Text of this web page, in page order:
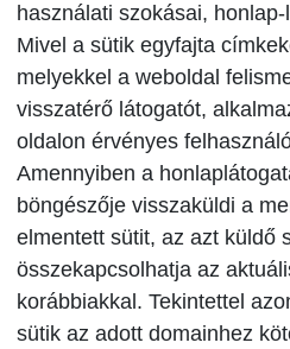
használati szokásai,
Mivel a sütik egyfajta
melyekkel a weboldal
visszatérő látogatót,
oldalon érvényes
Amennyiben a
böngészője visszaküldi a
elmentett sütit, az azt küldő
összekapcsolhatja az
korábbiakkal. Tekintettel
sütik az adott domainhez